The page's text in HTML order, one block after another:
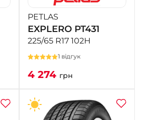
PETLAS
EXPLERO PT431
225/65 R17 102H
1 відгук
4 274 грн